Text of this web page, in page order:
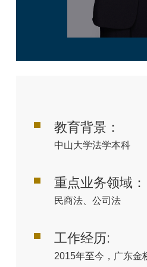
教育背景：
中山大学法学本科
重点业务领域：
民商法、公司法
工作经历:
2015年至今，广东金